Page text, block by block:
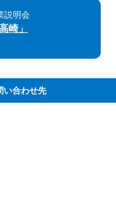
説明会
崎」
い合わせ先